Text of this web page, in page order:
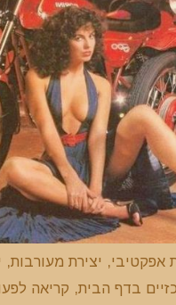
אפקטיבי, יצירת מעורבות,
בדף הבית, קריאה